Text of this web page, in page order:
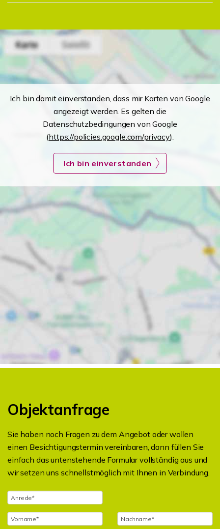
Ich bin damit einverstanden, dass mir Karten von Google
angezeigt werden. Es gelten die
Datenschutzbedingungen von Google
(https://policies.google.com/privacy).
Ich bin einverstanden
Objektanfrage
Sie haben noch Fragen zu dem Angebot oder wollen
einen Besichtigungstermin vereinbaren, dann füllen Sie
einfach das untenstehende Formular vollständig aus und
wir setzen uns schnellstmöglich mit Ihnen in Verbindung.